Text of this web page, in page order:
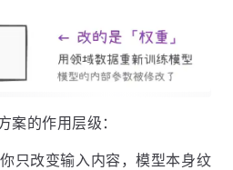
案的作用层级：
只改变输入内容，模型本身纹